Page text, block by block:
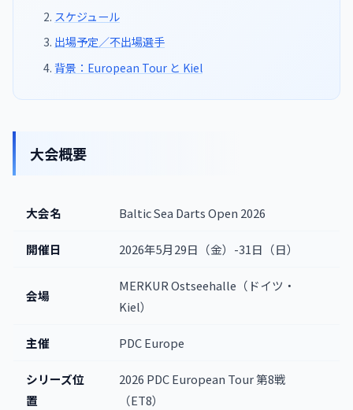
スケジュール
出場予定／不出場選手
背景：European Tour と Kiel
大会概要
大会名 Baltic Sea Darts Open 2026
開催日 2026年5月29日（金）-31日（日）
会場
MERKUR Ostseehalle（ドイツ・
Kiel）
主催 PDC Europe
シリーズ位
置
2026 PDC European Tour 第8戦
（ET8）